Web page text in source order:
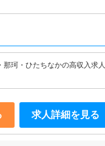
那珂・ひたちなかの高収入求人
求人詳細を見る